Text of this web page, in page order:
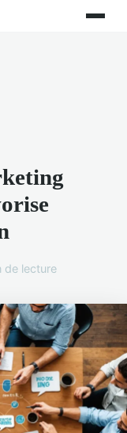
de lecture